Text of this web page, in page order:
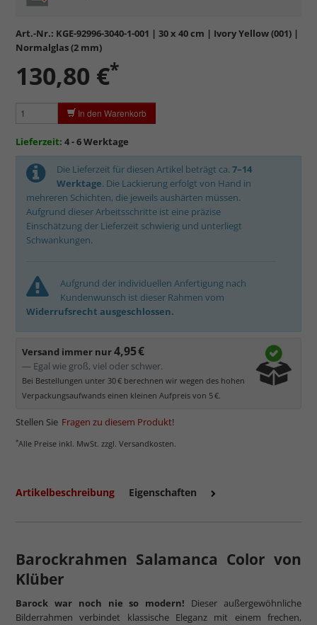
Formstabil, preiswert, witterungs- und hitzebeständig
Reflektierende Oberfläche
, die als störend empfunden
werden kann.
Minimaler UV-Schutz von ca. 45%
Schutz des Bildes.
Normalglas hat eine leichte Grünfärbung
Bereich der Weißtöne zu einem dezenten Grünschimmer
kommt. Für Bilder mit hellen Farben empfehlen wir Kunst- oder
mehr zum Normalglas
Art.-Nr.: KGE-92996-3040-1-001 | 30 x 40 cm | Ivory Yellow (001) |
Normalglas (2 mm)
130,80 €*
In den Warenkorb
Lieferzeit: 4 - 6 Werktage
Die Lieferzeit für diesen Artikel beträgt ca. 7–14
Werktage. Die Lackierung erfolgt von Hand in
mehreren Schichten, die jeweils aushärten müssen.
Aufgrund dieser Arbeitsschritte ist eine präzise
Einschätzung der Lieferzeit schwierig und unterliegt
Schwankungen.
Aufgrund der individuellen Anfertigung nach
Kundenwunsch ist dieser Rahmen vom
Widerrufsrecht ausgeschlossen.
Versand immer nur4,95 €
— Egal wie groß, viel oder schwer.
Bei Bestellungen unter 30 € berechnen wir wegen des hohen
Verpackungsaufwands einen kleinen Aufpreis von 5 €.
Stellen Sie Fragen zu diesem Produkt!
*Alle Preise inkl. MwSt. zzgl. Versandkosten.
Artikelbeschreibung Eigenschaften
Barockrahmen Salamanca Color von
Klüber
Barock war noch nie so modern! Dieser außergewöhnliche
Bilderrahmen verbindet klassische Eleganz mit einem frechen,